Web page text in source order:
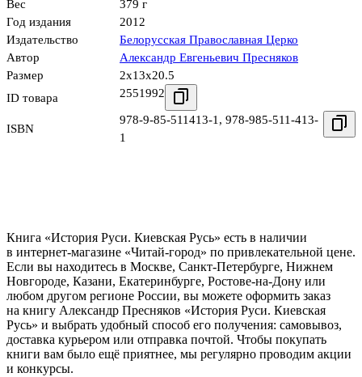
Вес
379 г
Год издания
2012
Издательство
Белорусская Православная Церко
Автор
Александр Евгеньевич Пресняков
Размер
2x13x20.5
ID товара
2551992
ISBN
978-9-85-511413-1, 978-985-511-413-
1
Книга «История Руси. Киевская Русь» есть в наличии
в интернет-магазине «Читай-город» по привлекательной цене.
Если вы находитесь в Москве, Санкт-Петербурге, Нижнем
Новгороде, Казани, Екатеринбурге, Ростове-на-Дону или
любом другом регионе России, вы можете оформить заказ
на книгу Александр Пресняков «История Руси. Киевская
Русь» и выбрать удобный способ его получения: самовывоз,
доставка курьером или отправка почтой. Чтобы покупать
книги вам было ещё приятнее, мы регулярно проводим акции
и конкурсы.